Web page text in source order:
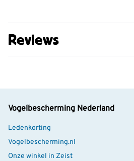
Reviews
Vogelbescherming Nederland
Ledenkorting
Vogelbescherming.nl
Onze winkel in Zeist